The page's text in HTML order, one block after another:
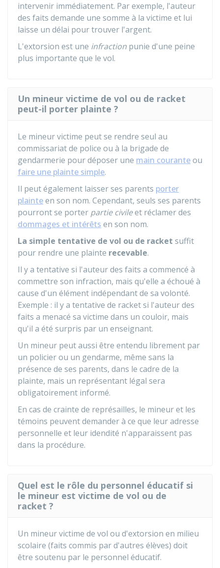
intervenir immédiatement. Par exemple, l'auteur
des faits demande une somme à la victime et lui
laisse un délai pour trouver l'argent.
L'extorsion est une infraction punie d'une peine
plus importante que le vol.
Un mineur victime de vol ou de racket
peut-il porter plainte ?
Le mineur victime peut se rendre seul au
commissariat de police ou à la brigade de
gendarmerie pour déposer une main couranteou
faire une plainte simple.
Il peut également laisser ses parents porter
plainteen son nom. Cependant, seuls ses parents
pourront se porter partie civileet réclamer des
dommages et intérêts en son nom.
La simple tentative de vol ou de racket suffit
pour rendre une plainte recevable.
Il y a tentative si l'auteur des faits a commencé à
commettre son infraction, mais qu'elle a échoué à
cause d'un élément indépendant de sa volonté.
Exemple : il y a tentative de racket si l'auteur des
faits a menacé sa victime dans un couloir, mais
qu'il a été surpris par un enseignant.
Un mineur peut aussi être entendu librement par
un policier ou un gendarme, même sans la
présence de ses parents, dans le cadre de la
plainte, mais un représentant légal sera
obligatoirement informé.
En cas de crainte de représailles, le mineur et les
témoins peuvent demander à ce que leur adresse
personnelle et leur idendité n'apparaissent pas
dans la procédure.
Quel est le rôle du personnel éducatif si
le mineur est victime de vol ou de
racket ?
Un mineur victime de vol ou d'extorsion en milieu
scolaire (faits commis par d'autres élèves) doit
être soutenu par le personnel éducatif.